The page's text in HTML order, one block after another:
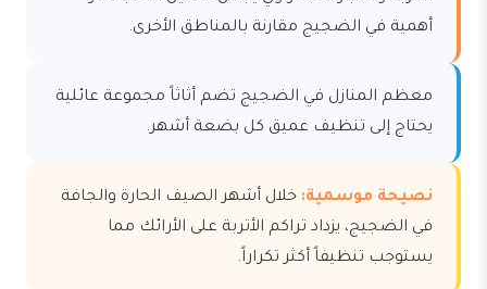
أهمية في الضجيج مقارنة بالمناطق الأخرى.
معظم المنازل في الضجيج تضم أثاثاً مجموعة عائلية
يحتاج إلى تنظيف عميق كل بضعة أشهر.
نصيحة موسمية: خلال أشهر الصيف الحارة والجافة
في الضجيج، يزداد تراكم الأتربة على الأرائك مما
يستوجب تنظيفاً أكثر تكراراً.